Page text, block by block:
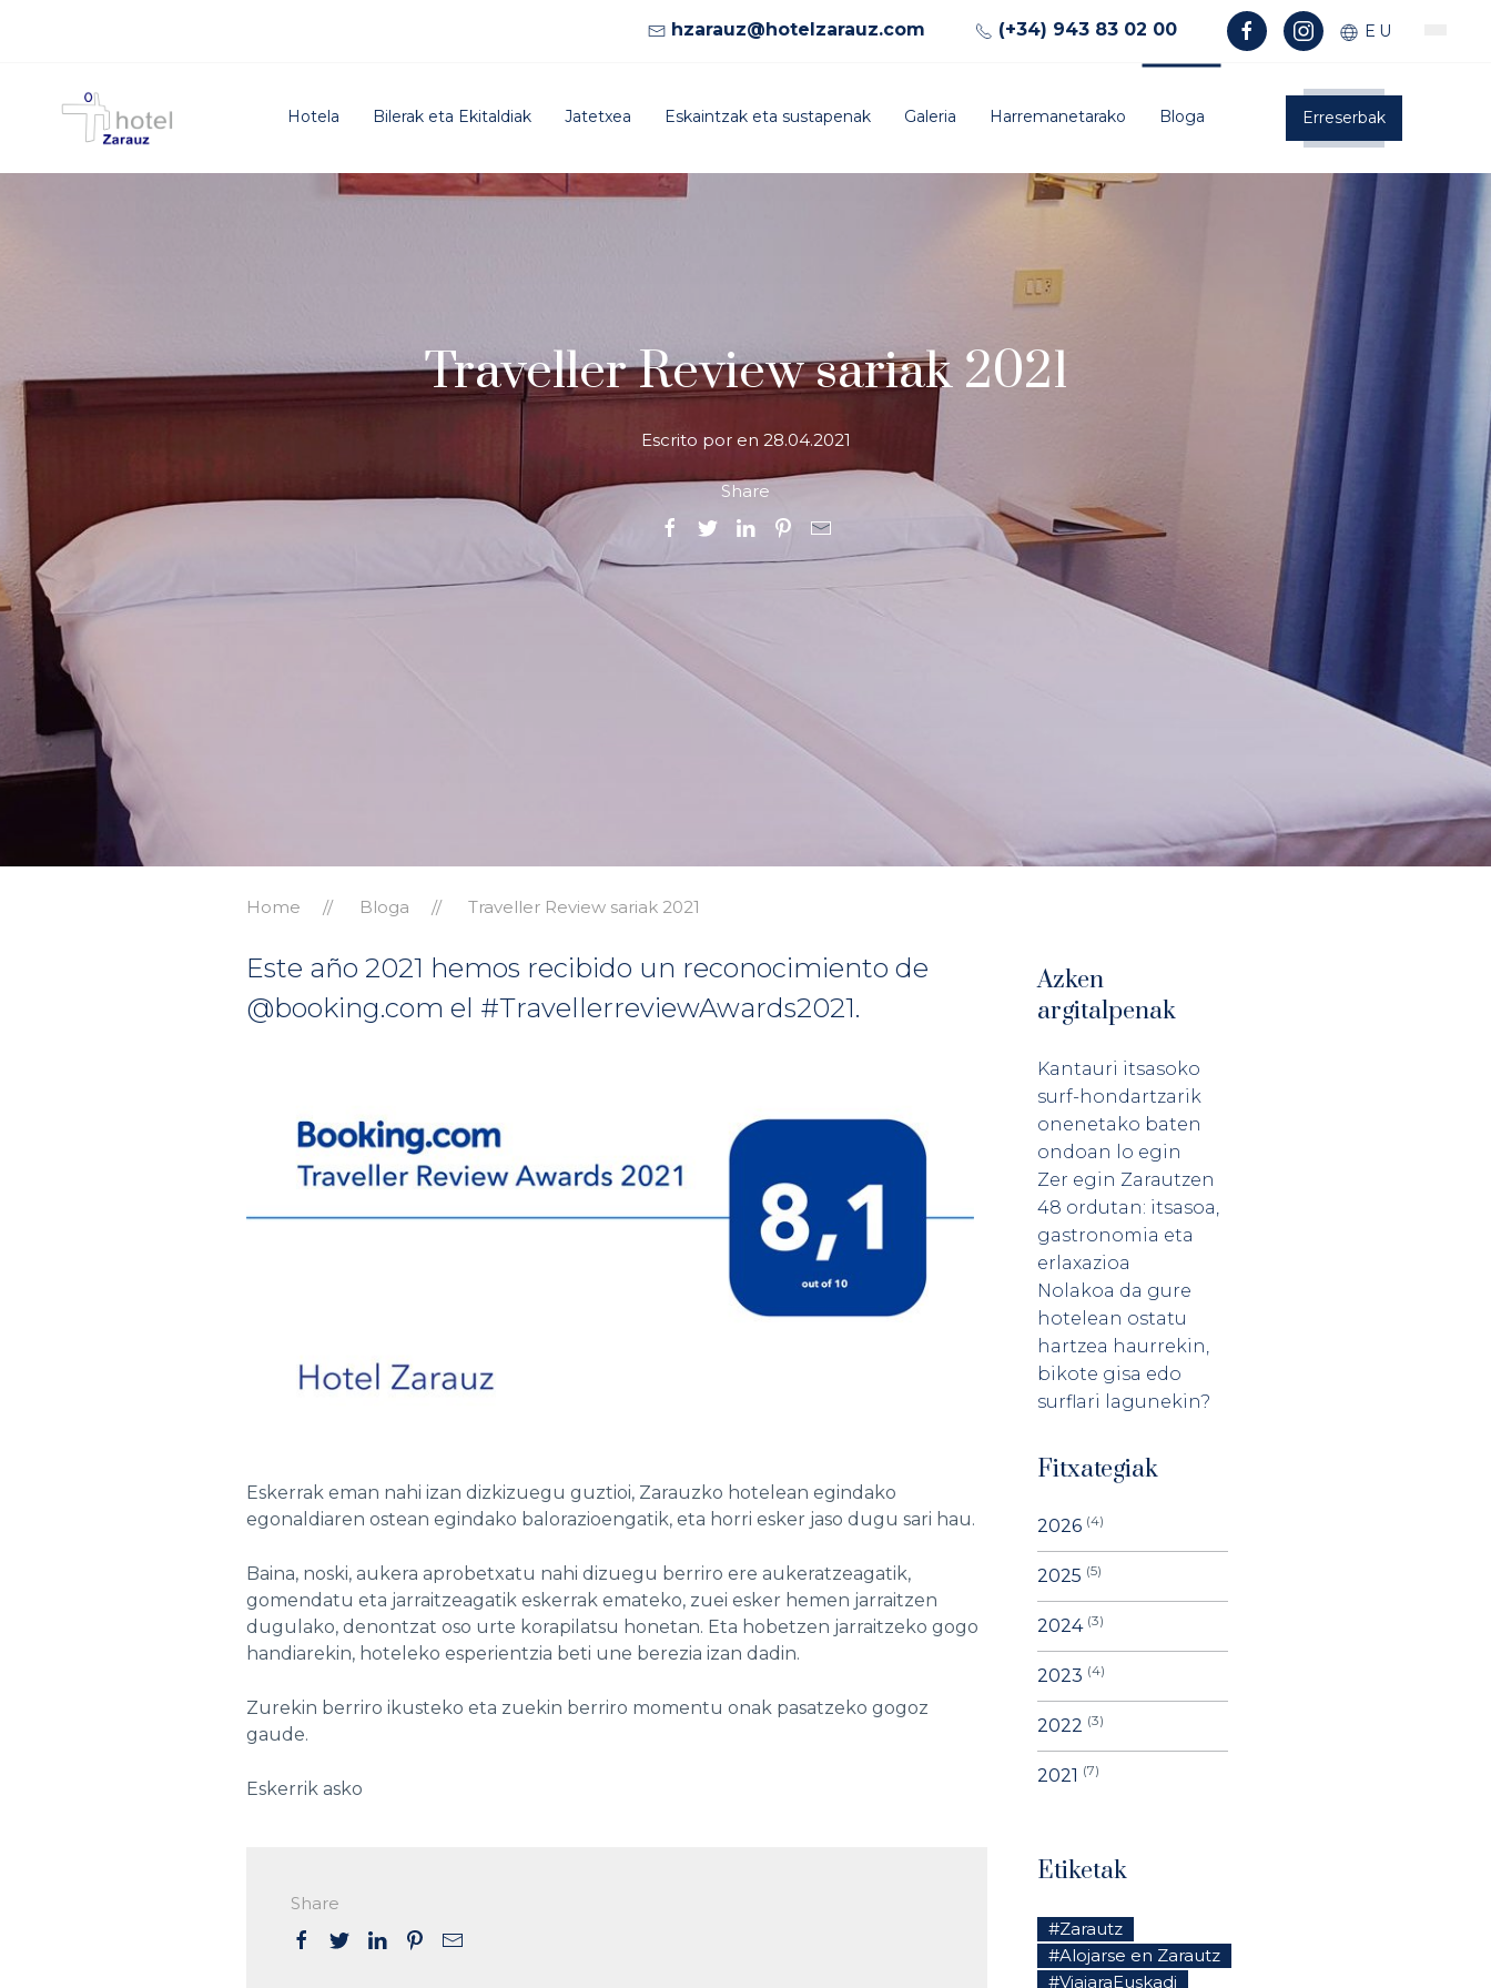
hzarauz@hotelzarauz.com (+34) 943 83 02 00 EU
Hotela Bilerak eta Ekitaldiak Jatetxea Eskaintzak eta sustapenak Galeria Harremanetarako Bloga Erreserbak
Traveller Review sariak 2021
Escrito por en 28.04.2021
Share
Home Bloga Traveller Review sariak 2021
Este año 2021 hemos recibido un reconocimiento de
@booking.com el #TravellerreviewAwards2021.
Eskerrak eman nahi izan dizkizuegu guztioi, Zarauzko hotelean egindako
egonaldiaren ostean egindako balorazioengatik, eta horri esker jaso dugu sari hau.
Baina, noski, aukera aprobetxatu nahi dizuegu berriro ere aukeratzeagatik,
gomendatu eta jarraitzeagatik eskerrak emateko, zuei esker hemen jarraitzen
dugulako, denontzat oso urte korapilatsu honetan. Eta hobetzen jarraitzeko gogo
handiarekin, hoteleko esperientzia beti une berezia izan dadin.
Zurekin berriro ikusteko eta zuekin berriro momentu onak pasatzeko gogoz
gaude.
Eskerrik asko
Share
Azken
argitalpenak
Kantauri itsasoko
surf-hondartzarik
onenetako baten
ondoan lo egin
Zer egin Zarautzen
48 ordutan: itsasoa,
gastronomia eta
erlaxazioa
Nolakoa da gure
hotelean ostatu
hartzea haurrekin,
bikote gisa edo
surflari lagunekin?
Fitxategiak
2026 (4)
2025 (5)
2024 (3)
2023 (4)
2022 (3)
2021 (7)
Etiketak
#Zarautz
#Alojarse en Zarautz
#ViajaraEuskadi